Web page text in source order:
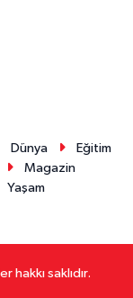
Dünya
Eğitim
Magazin
Yaşam
saklıdır.